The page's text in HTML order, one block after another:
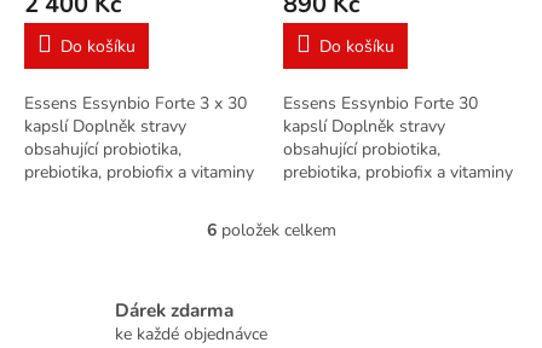
Do košíku
Essens Essynbio Forte 3 x 30
kapslí Doplněk stravy
obsahující probiotika,
prebiotika, probiofix a vitaminy
kmenů probiotických kultur v
Do košíku
Essens Essynbio Forte 30
kapslí Doplněk stravy
obsahující probiotika,
prebiotika, probiofix a vitaminy
kmenů probiotických kultur v
počtu až 35...
O
6položek celkem
Dárek zdarma
ke každé objednávce